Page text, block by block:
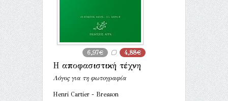
6,97€ 4,88€
Η αποφασιστική τέχνη
Λόγος για τη φωτογραφία
Henri Cartier - Bresson